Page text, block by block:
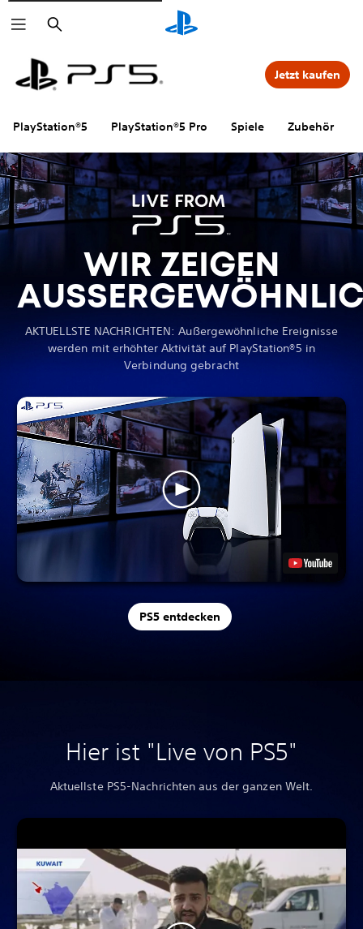
Suchen
PlayStation®5 PlayStation®5 Pro Spiele Zubehör
Jetzt kaufen
WIR ZEIGEN
AKTUELLSTE NACHRICHTEN: Außergewöhnliche Ereignisse
werden mit erhöhter Aktivität auf PlayStation®5 in
Verbindung gebracht
PS5 entdecken
Hier ist "Live von PS5"
Aktuellste PS5-Nachrichten aus der ganzen Welt.